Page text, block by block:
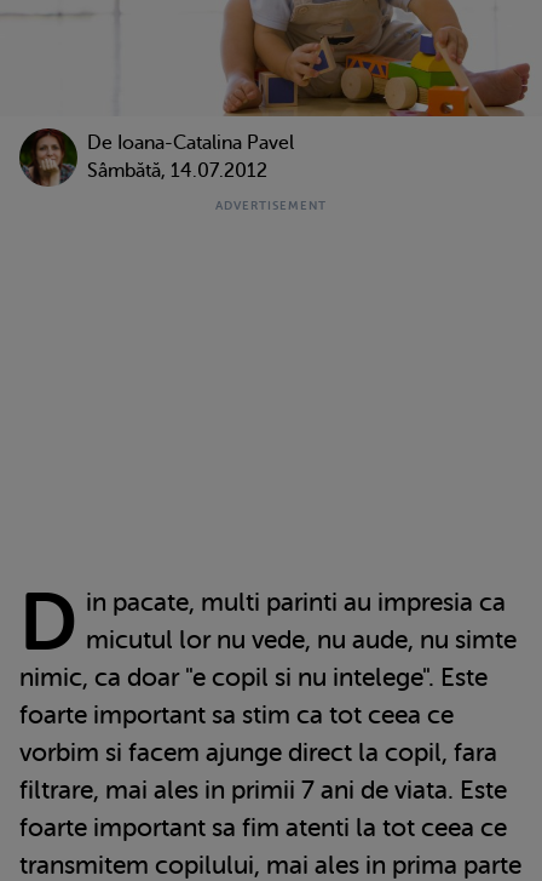
De Ioana-Catalina Pavel
Sâmbătă, 14.07.2012
D in pacate, multi parinti au impresia ca
micutul lor nu vede, nu aude, nu simte
nimic, ca doar "e copil si nu intelege". Este
foarte important sa stim ca tot ceea ce
vorbim si facem ajunge direct la copil, fara
filtrare, mai ales in primii 7 ani de viata. Este
foarte important sa fim atenti la tot ceea ce
transmitem copilului, mai ales in prima parte